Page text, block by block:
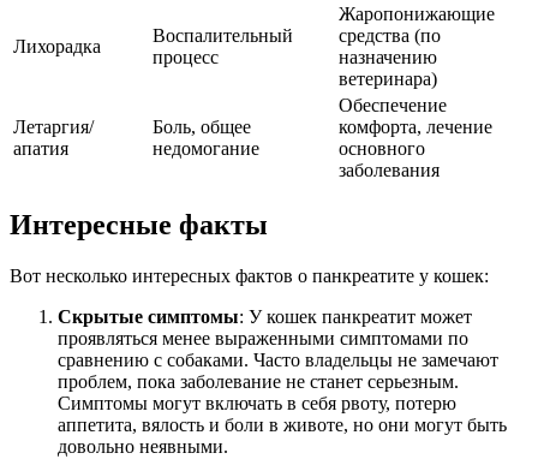
Лихорадка
Воспалительный
процесс
Жаропонижающие
средства (по
назначению
ветеринара)
Летаргия/
апатия
Боль, общее
недомогание
Обеспечение
комфорта, лечение
основного
заболевания
Интересные факты
Вот несколько интересных фактов о панкреатите у кошек:
Скрытые симптомы: У кошек панкреатит может
проявляться менее выраженными симптомами по
сравнению с собаками. Часто владельцы не замечают
проблем, пока заболевание не станет серьезным.
Симптомы могут включать в себя рвоту, потерю
аппетита, вялость и боли в животе, но они могут быть
довольно неявными.